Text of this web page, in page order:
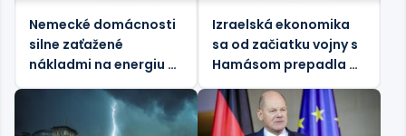
Nemecké domácnosti
silne zaťažené
nákladmi na energiu –
Izraelská ekonomika
sa od začiatku vojny s
Hamásom prepadla o
štatistiky